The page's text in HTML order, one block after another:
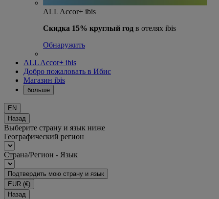
ALL Accor+ ibis
Скидка 15% круглый год в отелях ibis
Обнаружить
ALL Accor+ ibis
Добро пожаловать в Ибис
Магазин ibis
больше
EN
Назад
Выберите страну и язык ниже
Географический регион
Страна/Регион - Язык
Подтвердить мою страну и язык
EUR (€)
Назад